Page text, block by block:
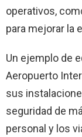
operativos,
para mejorar la
Un ejemplo de
Aeropuerto
sus
seguridad de
personal y los